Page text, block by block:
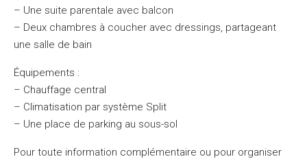
– Une suite parentale avec balcon
– Deux chambres à coucher avec dressings, partageant
une salle de bain
Équipements :
– Chauffage central
– Climatisation par système Split
– Une place de parking au sous-sol
Pour toute information complémentaire ou pour organiser